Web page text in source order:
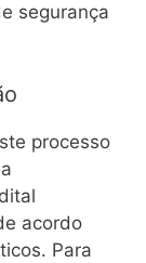
segurança
processo
acordo
Para